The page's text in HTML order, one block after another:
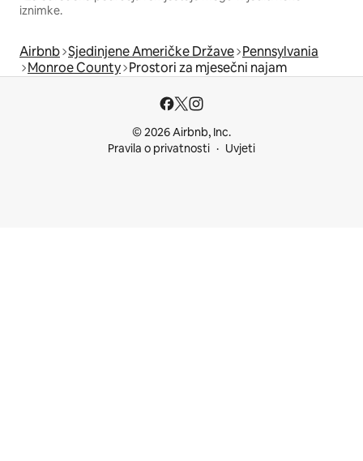
iznimke.
Airbnb Sjedinjene Američke Države Pennsylvania
Monroe County Prostori za mjesečni najam
© 2026 Airbnb, Inc.
Pravila o privatnosti
Uvjeti